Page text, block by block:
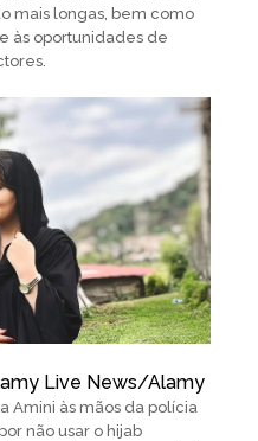
mais longas, bem como
às oportunidades de
Live News/Alamy
Amini às mãos da polícia
não usar o hijab